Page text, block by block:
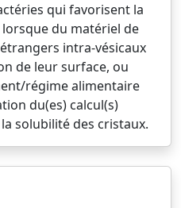
qui favorisent la
du matériel de
intra-vésicaux
de leur surface, ou
régime alimentaire
du(es) calcul(s)
solubilité des cristaux.